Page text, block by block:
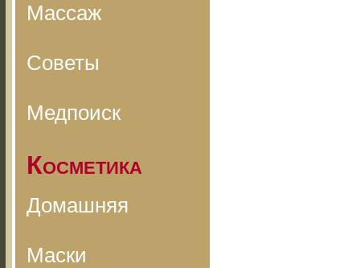
Массаж
Советы
Медпоиск
Косметика
Домашняя
Маски